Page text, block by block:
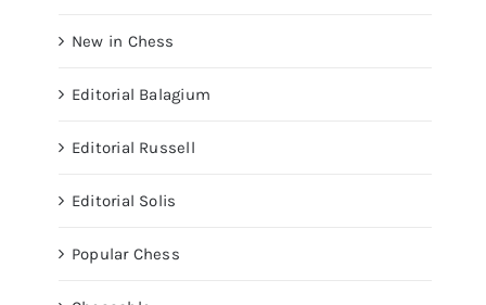
New in Chess
Editorial Balagium
Editorial Russell
Editorial Solis
Popular Chess